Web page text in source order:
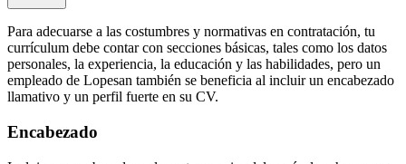
Para adecuarse a las costumbres y normativas en contratación, tu
currículum debe contar con secciones básicas, tales como los datos
personales, la experiencia, la educación y las habilidades, pero un
empleado de Lopesan también se beneficia al incluir un encabezado
llamativo y un perfil fuerte en su CV.
Encabezado